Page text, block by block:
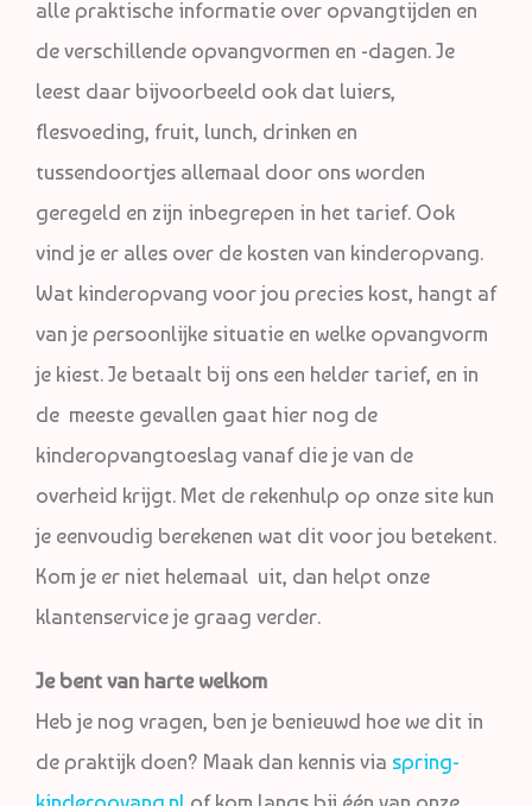
alle praktische informatie over opvangtijden en
de verschillende opvangvormen en -dagen. Je
leest daar bijvoorbeeld ook dat luiers,
flesvoeding, fruit, lunch, drinken en
tussendoortjes allemaal door ons worden
geregeld en zijn inbegrepen in het tarief. Ook
vind je er alles over de kosten van kinderopvang.
Wat kinderopvang voor jou precies kost, hangt af
van je persoonlijke situatie en welke opvangvorm
je kiest. Je betaalt bij ons een helder tarief, en in
de meeste gevallen gaat hier nog de
kinderopvangtoeslag vanaf die je van de
overheid krijgt. Met de rekenhulp op onze site kun
je eenvoudig berekenen wat dit voor jou betekent.
Kom je er niet helemaal uit, dan helpt onze
klantenservice je graag verder.
Je bent van harte welkom
Heb je nog vragen, ben je benieuwd hoe we dit in
de praktijk doen? Maak dan kennis via spring-